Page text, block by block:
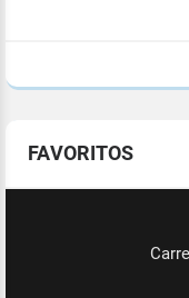
FAVORITOS